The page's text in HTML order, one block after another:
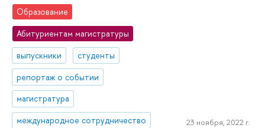
Образование
Абитуриентам магистратуры
выпускники
студенты
репортаж о событии
магистратура
международное сотрудничество
23 ноября, 2022 г.